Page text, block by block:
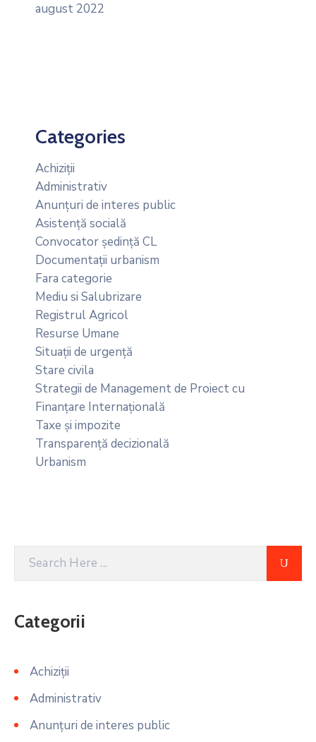
august 2022
Categories
Achiziții
Administrativ
Anunțuri de interes public
Asistență socială
Convocator ședință CL
Documentații urbanism
Fara categorie
Mediu si Salubrizare
Registrul Agricol
Resurse Umane
Situații de urgență
Stare civila
Strategii de Management de Proiect cu
Finanțare Internațională
Taxe și impozite
Transparență decizională
Urbanism
Categorii
Achiziții
Administrativ
Anunțuri de interes public